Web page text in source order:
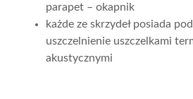
parapet – okapnik
każde ze skrzydeł posiada
uszczelnienie uszczelkami
akustycznymi